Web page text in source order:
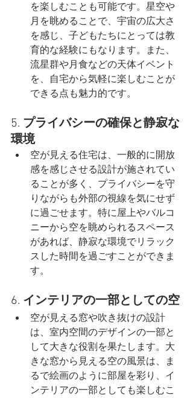
を楽しむことも可能です。星空や
月を眺めることで、宇宙の広大さ
を感じ、子どもたちにとっては教
育的な経験にもなります。また、
流星群や月食などの天体イベント
を、自宅から気軽に楽しむことが
できる点も魅力的です。
5. プライバシーの確保と静寂な
環境
空が見える住宅は、一般的に開放
感を感じさせる設計が施されてい
ることが多く、プライバシーを守
りながらも外部の視線を気にせず
に過ごせます。特に屋上やバルコ
ニーから空を眺められるスペース
があれば、静寂な環境でリラック
スした時間を過ごすことができま
す。
6. インテリアの一部としての空
空が見える窓や吹き抜けの設計
は、室内空間のデザインの一部と
して大きな役割を果たします。大
きな窓から見える空の風景は、ま
るで絵画のように部屋を彩り、イ
ンテリアの一部としても楽しむこ